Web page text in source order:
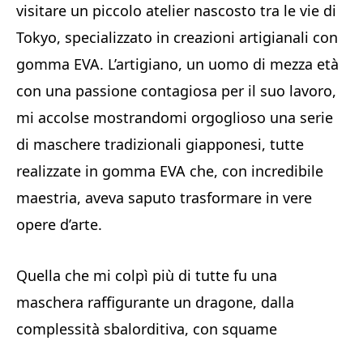
visitare un piccolo atelier nascosto tra le vie di
Tokyo, specializzato in creazioni artigianali con
gomma EVA. L’artigiano, un uomo di mezza età
con una passione contagiosa per il suo lavoro,
mi accolse mostrandomi orgoglioso una serie
di maschere tradizionali giapponesi, tutte
realizzate in gomma EVA che, con incredibile
maestria, aveva saputo trasformare in vere
opere d’arte.
Quella che mi colpì più di tutte fu una
maschera raffigurante un dragone, dalla
complessità sbalorditiva, con squame